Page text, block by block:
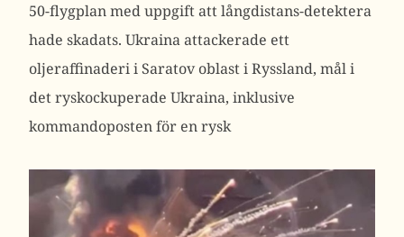
50-flygplan med uppgift att långdistans-detektera
hade skadats. Ukraina attackerade ett
oljeraffinaderi i Saratov oblast i Ryssland, mål i
det ryskockuperade Ukraina, inklusive
kommandoposten för en rysk